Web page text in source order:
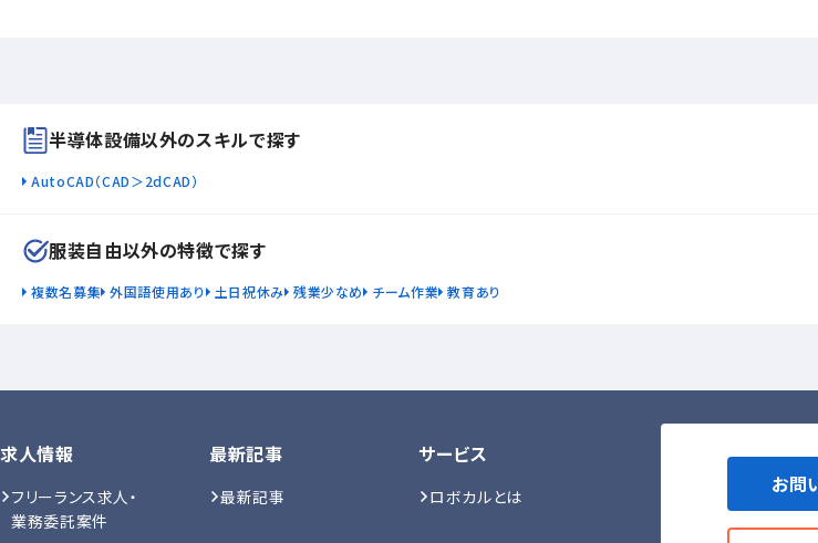
半導体設備以外のスキルで探す
AutoCAD（CAD＞2dCAD）
服装自由以外の特徴で探す
複数名募集 外国語使用あり 土日祝休み 残業少なめ チーム作業 教育あり
求人情報
フリーランス求人・
業務委託案件
最新記事
最新記事
サービス
ロボカルとは お問